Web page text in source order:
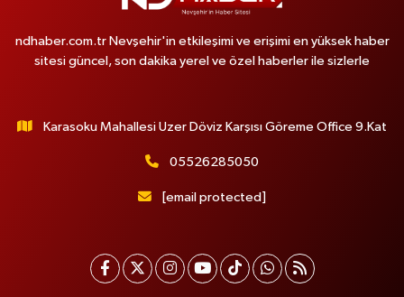
ndhaber.com.tr Nevşehir'in etkileşimi ve erişimi en yüksek haber
sitesi güncel, son dakika yerel ve özel haberler ile sizlerle
Karasoku Mahallesi Uzer Döviz Karşısı Göreme Office 9.Kat
05526285050
[email protected]